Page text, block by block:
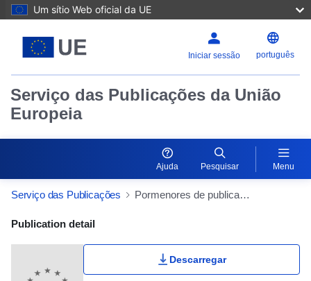
Um sítio Web oficial da UE
Iniciar sessão português
Serviço das Publicações da União
Europeia
Ajuda Pesquisar Menu
Serviço das Publicações Pormenores de publicação
Publication Detail Actions Portlet
Publication detail
Descarregar